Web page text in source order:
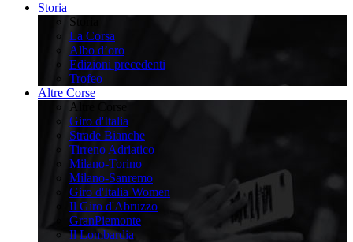
Storia
Storia
La Corsa
Albo d’oro
Edizioni precedenti
Trofeo
Altre Corse
Altre Corse
Giro d'Italia
Strade Bianche
Tirreno Adriatico
Milano-Torino
Milano-Sanremo
Giro d'Italia Women
Il Giro d'Abruzzo
GranPiemonte
Il Lombardia